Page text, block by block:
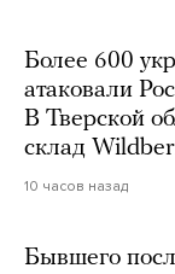
Более 600
атаковали
В Тверской
склад
10 часов назад
Бывшего